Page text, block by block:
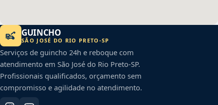
GUINCHO
SÃO JOSÉ DO RIO PRETO -SP
Serviços de guincho 24h e reboque com
atendimento em São José do Rio Preto-SP.
Profissionais qualificados, orçamento sem
compromisso e agilidade no atendimento.